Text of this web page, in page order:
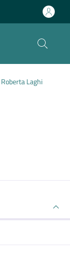
Roberta Laghi